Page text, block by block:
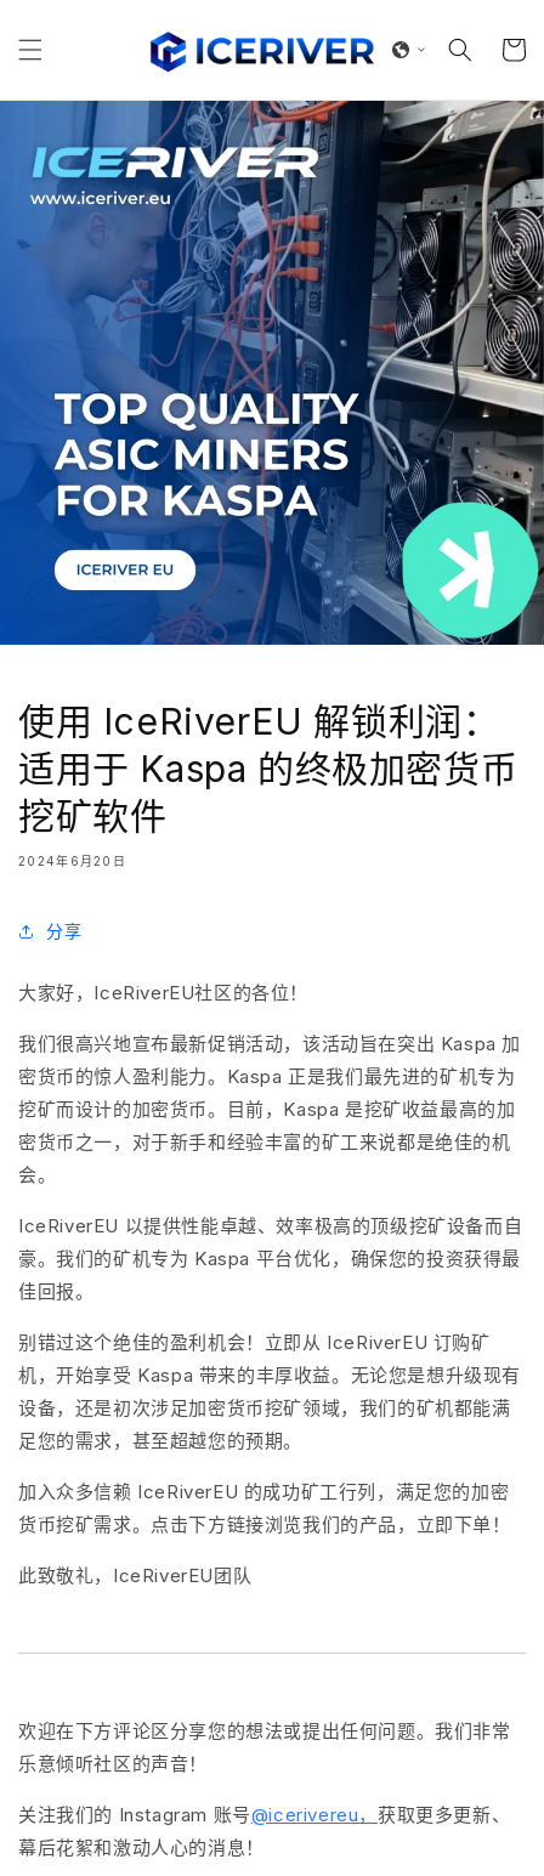
容
物
使用 IceRiverEU 解锁利润：
适用于 Kaspa 的终极加密货币
挖矿软件
2024年6月20日
分享
大家好，IceRiverEU社区的各位！
我们很高兴地宣布最新促销活动，该活动旨在突出 Kaspa 加
密货币的惊人盈利能力。Kaspa 正是我们最先进的矿机专为
挖矿而设计的加密货币。目前，Kaspa 是挖矿收益最高的加
密货币之一，对于新手和经验丰富的矿工来说都是绝佳的机
会。
IceRiverEU 以提供性能卓越、效率极高的顶级挖矿设备而自
豪。我们的矿机专为 Kaspa 平台优化，确保您的投资获得最
佳回报。
别错过这个绝佳的盈利机会！立即从 IceRiverEU 订购矿
机，开始享受 Kaspa 带来的丰厚收益。无论您是想升级现有
设备，还是初次涉足加密货币挖矿领域，我们的矿机都能满
足您的需求，甚至超越您的预期。
加入众多信赖 IceRiverEU 的成功矿工行列，满足您的加密
货币挖矿需求。点击下方链接浏览我们的产品，立即下单！
此致敬礼，IceRiverEU团队
欢迎在下方评论区分享您的想法或提出任何问题。我们非常
乐意倾听社区的声音！
关注我们的 Instagram 账号@icerivereu，获取更多更新、
幕后花絮和激动人心的消息！